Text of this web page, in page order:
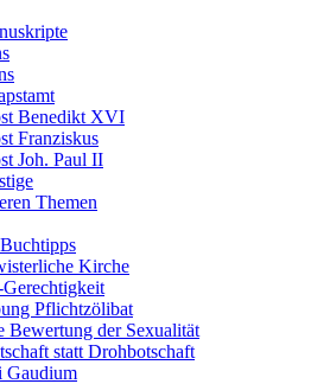
Benedikt XVI
Franziskus
Joh. Paul II
Themen
Kirche
Gerechtigkeit
Pflichtzölibat
Bewertung der Sexualität
statt Drohbotschaft
Gaudium